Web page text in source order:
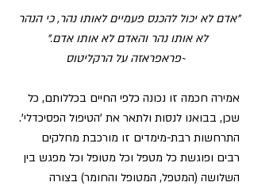
"אדם לא יכול להכנס פעמיים לאותו נהר, כי הנהר
לא אותו נהר והאדם לא אותו אדם."
~פראפראזה על הרקליטוס
אמירה חכמה זו נכונה כלפי החיים בכללותם, כל
שכן, בבואנו לנסות ולתאר את 'הטיפול הפסיכדלי'.
התרחשות רבת-מימדים זו מורכבת מחלקים
רבים ופוגשת כל מטפל וכל מטופל וכל מפגש בין
השלושה (המטפל, המטופל והחומר) בצורה